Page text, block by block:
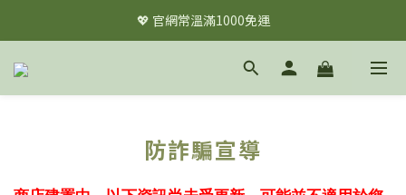
💖 官網常溫滿1000免運
💖 官網常溫滿1000免運
✦✦註冊會員立即享$60購物金✦✦
防詐騙宣導